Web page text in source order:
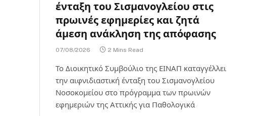
ένταξη του Σισμανογλείου στις
πρωινές εφημερίες και ζητά
άμεση ανάκληση της απόφασης
07/08/2026 2 Mins Read
Το Διοικητικό Συμβούλιο της ΕΙΝΑΠ καταγγέλλει
την αιφνιδιαστική ένταξη του Σισμανογλείου
Νοσοκομείου στο πρόγραμμα των πρωινών
εφημεριών της Αττικής για Παθολογικά